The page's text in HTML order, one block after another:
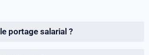
portage salarial ?